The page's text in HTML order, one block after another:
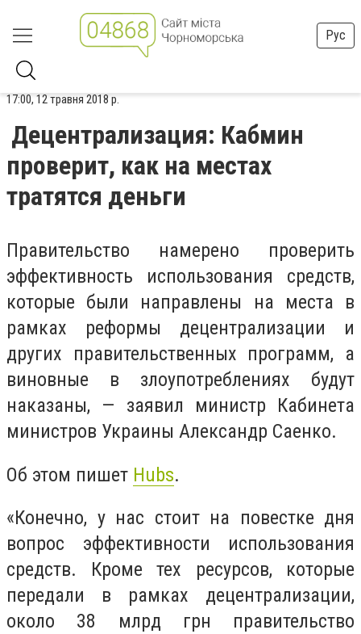
Рус
17:00, 12 травня 2018 р.
Децентрализация: Кабмин
проверит, как на местах
тратятся деньги
Правительство намерено проверить
эффективность использования средств,
которые были направлены на места в
рамках реформы децентрализации и
других правительственных программ, а
виновные в злоупотреблениях будут
наказаны, — заявил министр Кабинета
министров Украины Александр Саенко.
Об этом пишет Hubs.
«Конечно, у нас стоит на повестке дня
вопрос эффективности использования
средств. Кроме тех ресурсов, которые
передали в рамках децентрализации,
около 38 млрд грн правительство